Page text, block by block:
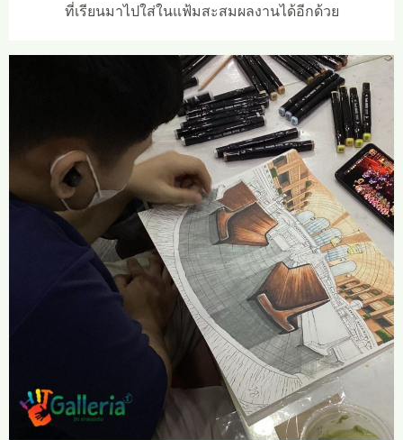
ที่เรียนมาไปใส่ในแฟ้มสะสมผลงานได้อีกด้วย